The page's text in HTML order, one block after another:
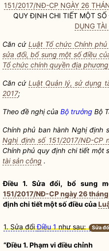
151/2017/NĐ-CP NGÀY 26
QUY ĐỊNH CHI TIẾT MỘT SỐ
DỤNG
Căn cứ Luật Tổ chức Chính
sửa đổi, bổ sung một số điều
Tổ chức chính quyền địa
Căn cứLuật Quản lý, sử dụng
2017;
Theo đề nghị của Bộ trưởng Bộ
Chính phủ ban hành Nghị định
Nghị định số 151/2017/NĐ-CP
Chính phủ quy định chi tiết một
tài sản công .
Điều 1. Sửa đổi, bổ sung
151/2017/NĐ-CP ngày 26
định chi tiết một số điều của
1. Sửa đổiĐiều 1như sau: Sửa
“Điều 1. Phạm vi điều chỉnh